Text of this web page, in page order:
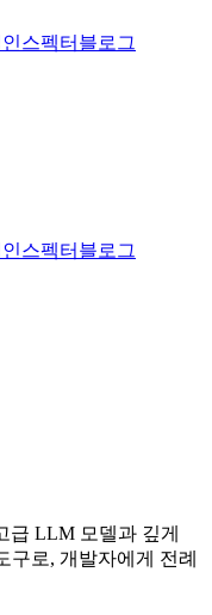
인스펙터 블로그
인스펙터 블로그
급 LLM 모델과 깊게
구로, 개발자에게 전례